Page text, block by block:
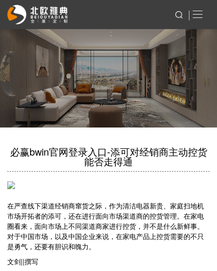
必赢bwin官网登录入口-添可对经销商主动控货
能否走得通
在严查线下渠道经销商窜货之际，作为清洁电器新贵、家庭扫地机
市场开拓者的添可，还在进行面向市场渠道商的控货管理。在家电
圈看来，面向市场上不同渠道商家进行控货，并不是什么新鲜事。
对于中国市场，以及中国企业来说，在家电产品上控货需要的不只
是勇气，还要有胆识和魄力。
文剑||撰写